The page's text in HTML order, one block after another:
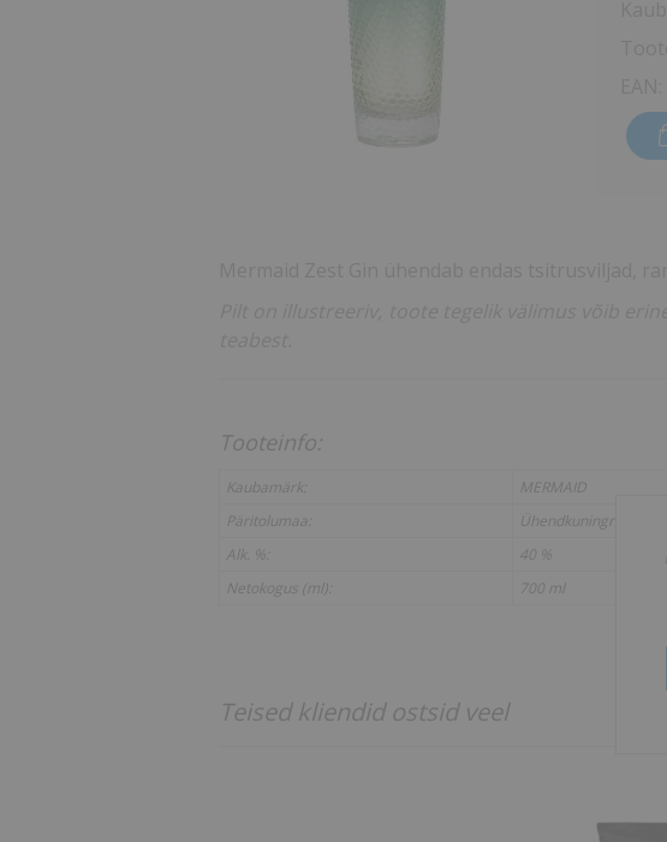
Tooteinfo:
Kaubamärk:
MERMAID
Päritolumaa:
Ühendkuningriik
Alk. %:
40 %
Netokogus (ml):
700 ml
Teised kliendid ostsid veel